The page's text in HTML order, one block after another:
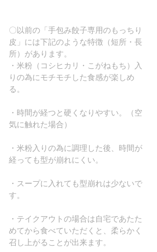
〇以前の「手包み餃子専用のもっちり
皮」には下記のような特徴（短所・長
所）があります。
・米粉（コシヒカリ・こがねもち）入
りの為にモチモチした食感が楽しめ
る。
・時間が経つと硬くなりやすい。（空
気に触れた場合）
・米粉入りの為に調理した後、時間が
経っても型が崩れにくい。
・スープに入れても型崩れは少ないで
す。
・テイクアウトの場合は自宅であたた
めてから食べていただくと、柔らかく
召し上がることが出来ます。